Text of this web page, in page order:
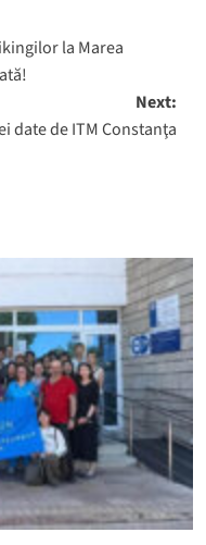
la Marea
Next:
date de ITM Constanţa